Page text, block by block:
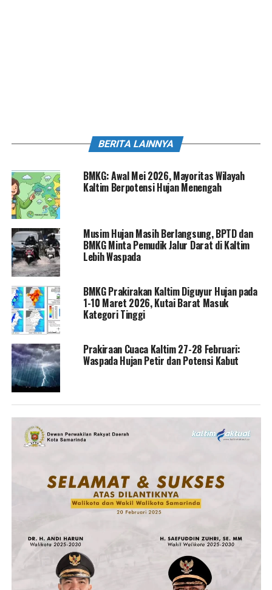
BERITA LAINNYA
BMKG: Awal Mei 2026, Mayoritas Wilayah
Kaltim Berpotensi Hujan Menengah
Musim Hujan Masih Berlangsung, BPTD dan
BMKG Minta Pemudik Jalur Darat di Kaltim
Lebih Waspada
BMKG Prakirakan Kaltim Diguyur Hujan pada
1-10 Maret 2026, Kutai Barat Masuk
Kategori Tinggi
Prakiraan Cuaca Kaltim 27-28 Februari:
Waspada Hujan Petir dan Potensi Kabut